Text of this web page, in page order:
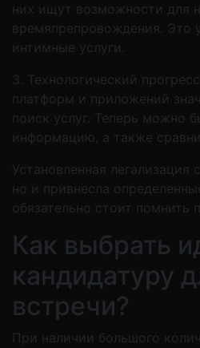
них ищут возможности для
времяпрепровождения. Это
интимные услуги.
3. Технологический
платформ и приложений
поиск услуг. Теперь можно
информацию, а также
Установленная
но и привнесла
обязательно стоит помнить
Как выбрать
кандидатуру
встречи?
При наличии большого